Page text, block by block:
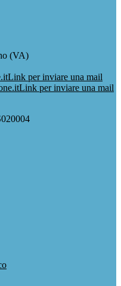
(VA)
Link per inviare una mail
Link per inviare una mail